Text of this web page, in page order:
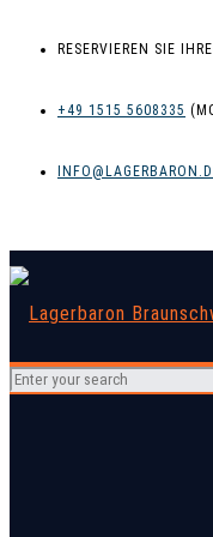
RESERVIEREN SIE
+49 1515 5608335